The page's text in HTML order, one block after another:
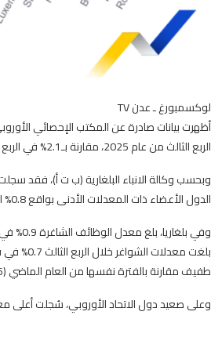
لوكسمبورغ ـ عدن TV
الربع الثالث من عام 2025، مقارنة بـ2.1% في الربع الثاني من العام نفسه، وبـ2.3% في الربع الثالث من عام 2024.
الدول الأعضاء ذات المعدلات الأدنى بواقع 0.8% لكل منهما.
طفيف مقارنة بالفترة نفسها من العام الماضي (0.6% و0.7% على التوالي).
وعلى صعيد دول الاتحاد الأوروبي، سُجلت أعلى معدلات الوظائف